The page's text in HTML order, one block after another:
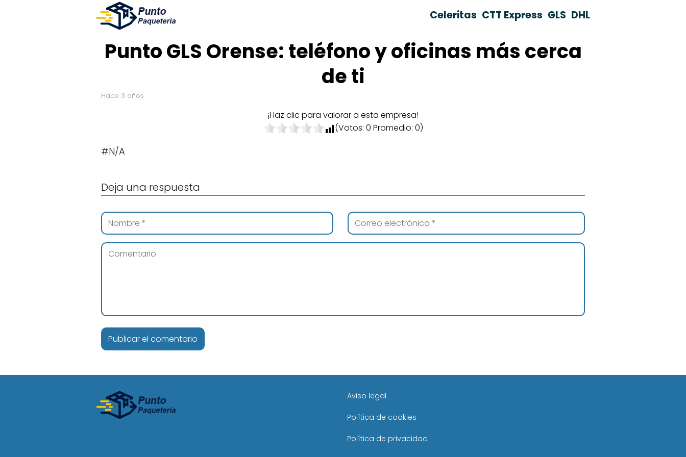
Celeritas CTT Express GLS DHL
Punto GLS Orense: teléfono y oficinas más cerca
de ti
hace 3 años
¡Haz clic para valorar a esta empresa!
(Votos: 0 Promedio: 0)
#N/A
Deja una respuesta
Aviso legal
Política de cookies
Política de privacidad